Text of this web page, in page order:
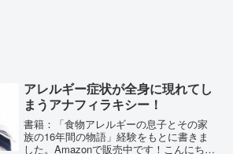
アレルギー症状が全身に現れてし
まうアナフィラキシー！
書籍：「食物アレルギーの息子とその家
族の16年間の物語」経験をもとに書きま
した。Amazonで販売中です！こんにち